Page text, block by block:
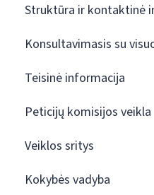
Struktūra ir kontaktinė
Konsultavimasis su
Teisinė informacija
Peticijų komisijos veikla
Veiklos sritys
Kokybės vadyba